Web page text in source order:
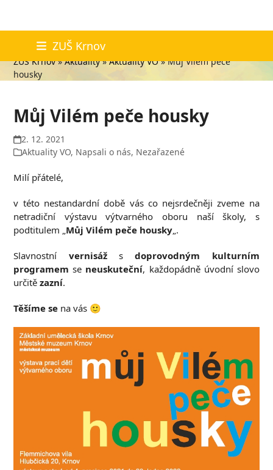
content
ZUŠ Krnov
Aktuality
ZUŠ Krnov»Aktuality»Aktuality VO»Můj Vilém peče
housky
Můj Vilém peče housky
2. 12. 2021
Aktuality VO, Napsali o nás, Nezařazené
Milí přátelé,
v této nestandardní době vás co nejsrdečněji zveme na
netradiční výstavu výtvarného oboru naší školy, s
podtitulem „Můj Vilém peče housky„.
Slavnostní vernisážsdoprovodným kulturním
programem se neuskuteční, každopádně úvodní slovo
určitězazní.
Těšíme se na vás 🙂